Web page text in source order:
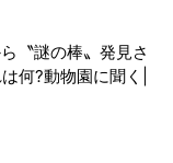
〝謎の棒〟発見さ
何?動物園に聞く|